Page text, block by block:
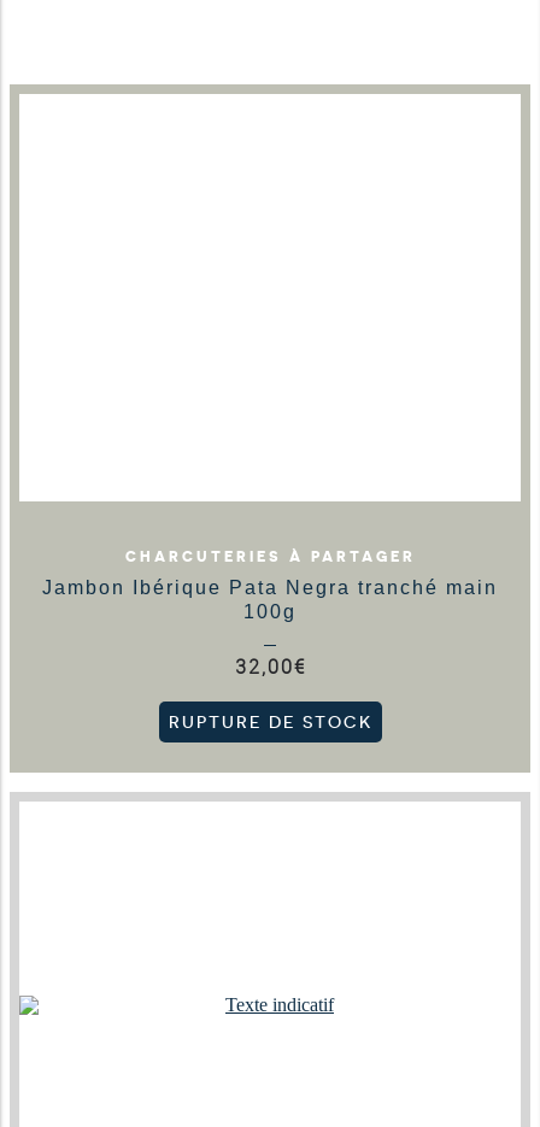
CHARCUTERIES À PARTAGER
Jambon Ibérique Pata Negra tranché main
100g
32,00€
RUPTURE DE STOCK